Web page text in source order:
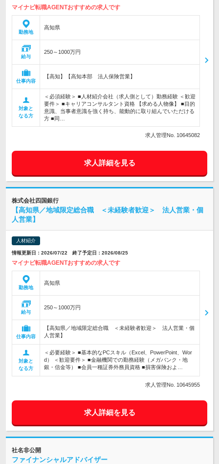
マイナビ転職AGENTおすすめの求人です
勤務地
高知県
給与
250～1000万円
仕事内容
【高知】【高知本部 法人保険営業】
対象と
なる方
＜必須経験＞ ■人材紹介会社（求人側として）勤務経験 ＜歓迎
要件＞ ■キャリアコンサルタント資格 【求める人物像】 ■目的
意識、当事者意識を強く持ち、能動的に取り組んでいただける
方 ■同…
求人管理No. 10645082
求人詳細を見る
株式会社四国銀行
【高知県／地域限定総合職 ＜未経験者歓迎＞ 法人営業・個
人営業】
人材紹介
情報更新日：2026/07/22 終了予定日：2026/08/25
マイナビ転職AGENTおすすめの求人です
勤務地
高知県
給与
250～1000万円
仕事内容
【高知県／地域限定総合職 ＜未経験者歓迎＞ 法人営業・個
人営業】
対象と
なる方
＜必要経験＞ ■基本的なPCスキル（Excel、PowerPoint、Wor
d） ＜歓迎要件＞ ■金融機関での勤務経験（メガバンク・地
銀・信金等） ■会員一種証券外務員資格 ■損害保険およ…
求人管理No. 10645955
求人詳細を見る
社名非公開
ファイナンシャルアドバイザー